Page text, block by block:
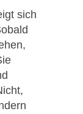
sich